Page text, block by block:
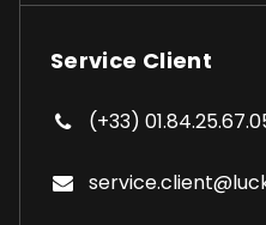
Service Client
(+33)